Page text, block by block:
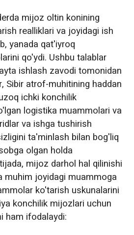
mijoz oltin konining
realliklari va joyidagi ish
yanada qat'iyroq
qo'ydi. Ushbu talablar
ishlash zavodi tomonidan
Sibir atrof-muhitining haddan
ichki konchilik
logistika muammolari va
va ishga tushirish
ta'minlash bilan bog'liq
olgan holda
mijoz darhol hal qilinishi
muhim joyidagi muammoga
ko'tarish uskunalarini
konchilik mijozlari uchun
ham ifodalaydi: